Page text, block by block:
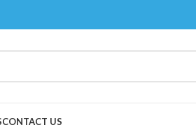
CONTACT US